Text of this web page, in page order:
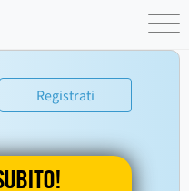
Registrati